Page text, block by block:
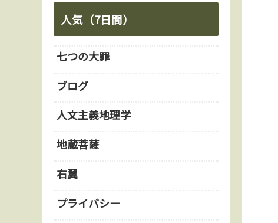
人気（7日間）
七つの大罪
ブログ
人文主義地理学
地蔵菩薩
右翼
プライバシー